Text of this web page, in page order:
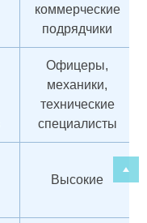
коммерческие
подрядчики
Офицеры,
механики,
технические
специалисты
Высокие